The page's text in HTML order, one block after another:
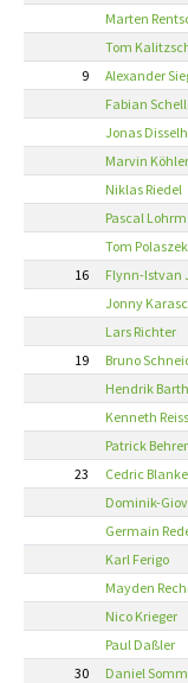
Marten
Tom
9
Alexander
Fabian
Jonas
Marvin Köhler
Niklas Riedel
Pascal
Tom Polaszek
16
Flynn-Istvan
Jonny
Lars Richter
19
Bruno
Hendrik Barth
Kenneth Reiss
Patrick
23
Cedric Blanke
Dominik-
Germain
Karl Ferigo
Mayden
Nico Krieger
Paul Daßler
30
Daniel